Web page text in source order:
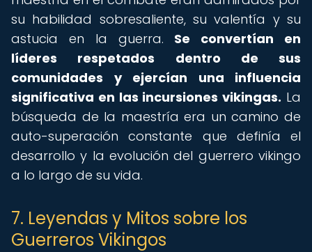
su habilidad sobresaliente, su valentía y su
astucia en la guerra. Se convertían en
líderes respetados dentro de sus
comunidades y ejercían una influencia
significativa en las incursiones vikingas. La
búsqueda de la maestría era un camino de
auto-superación constante que definía el
desarrollo y la evolución del guerrero vikingo
a lo largo de su vida.
7. Leyendas y Mitos sobre los
Guerreros Vikingos